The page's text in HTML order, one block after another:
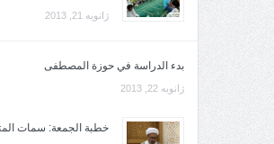
ژانویه 21, 2013
بدء الدراسة في حوزة المصطفى
ژانویه 22, 2013